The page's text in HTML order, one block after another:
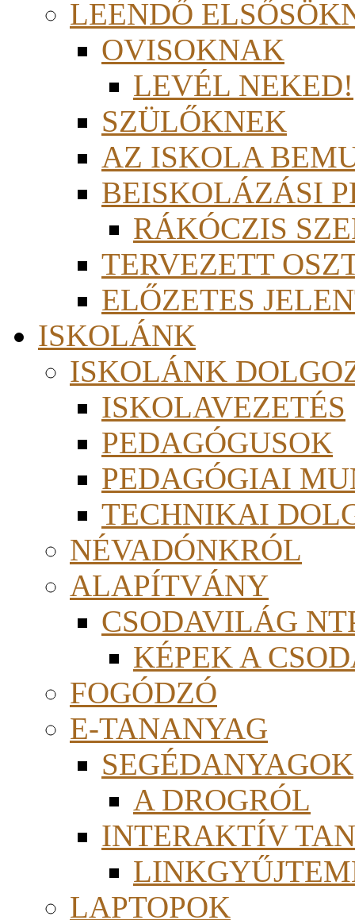
LEENDŐ
OVISOKNAK
LEVÉL NEKED!
SZÜLŐKNEK
AZ ISKOLA
BEISKOLÁZÁSI
RÁKÓCZIS
TERVEZETT
ELŐZETES
ISKOLÁNK
ISKOLÁNK
ISKOLAVEZETÉS
PEDAGÓGUSOK
PEDAGÓGIAI
TECHNIKAI
NÉVADÓNKRÓL
ALAPÍTVÁNY
CSODAVILÁG
KÉPEK A
FOGÓDZÓ
E-TANANYAG
SEGÉDANYAGOK
A DROGRÓL
INTERAKTÍV
LAPTOPOK